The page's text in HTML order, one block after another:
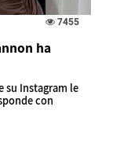
7455
ha
su Instagram le
con